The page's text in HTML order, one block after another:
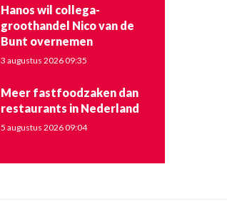
Hanos wil collega-
groothandel Nico van de
Bunt overnemen
3 augustus 2026 09:35
Meer fastfoodzaken dan
restaurants in Nederland
5 augustus 2026 09:04